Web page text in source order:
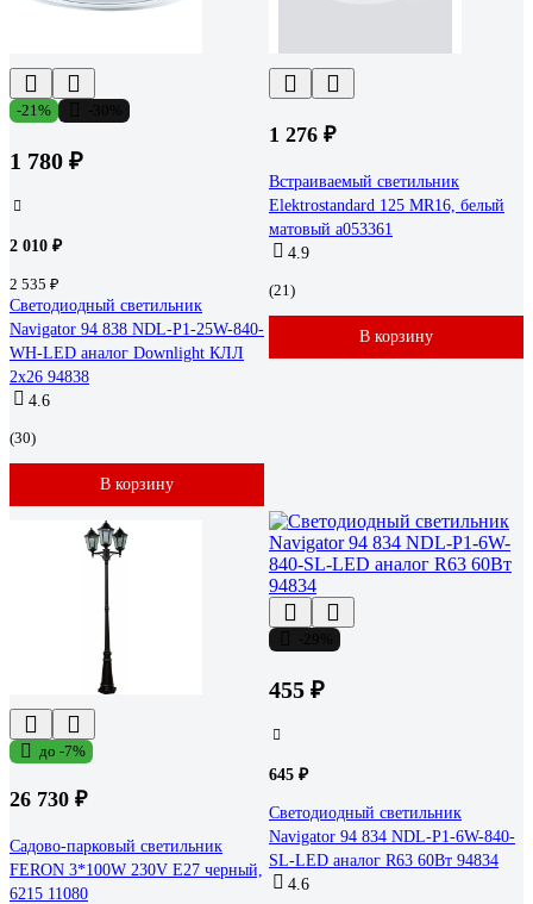
-21%
1 780 ₽
2 010 ₽
2 535 ₽
Светодиодный светильник
Navigator 94 838 NDL-P1-25W-840-
WH-LED аналог Downlight КЛЛ
2х26 94838
4.6
(30)
В корзину
1 276 ₽
Встраиваемый светильник
Elektrostandard 125 MR16, белый
матовый a053361
4.9
(21)
В корзину
до -7%
26 730 ₽
Садово-парковый светильник
FERON 3*100W 230V E27 черный,
6215 11080
455 ₽
645 ₽
Светодиодный светильник
Navigator 94 834 NDL-P1-6W-840-
SL-LED аналог R63 60Вт 94834
4.6